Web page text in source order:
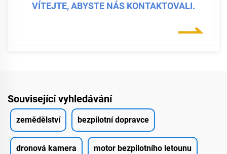
VÍTEJTE, ABYSTE NÁS KONTAKTOVALI.
Související vyhledávání
zemědělství bezpilotní dopravce
dronová kamera motor bezpilotního letounu